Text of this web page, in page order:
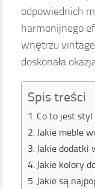
odpowiednich
harmonijnego
wnętrzu
doskonała
Spis treści
Co to jest
Jakie meble
Jakie dodatki
Jakie kolory
Jakie są